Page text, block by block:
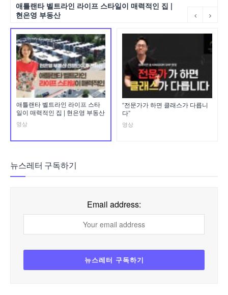
애틀랜타 벨트라인 라이프 스타일이 매력적인 집 |
현은영 부동산
애틀랜타 벨트라인 라이프 스타
일이 매력적인 집 | 현은영 부동산
영상
“전문가가 하면 클래스가 다릅니
다”
영상
뉴스레터 구독하기
Email address: